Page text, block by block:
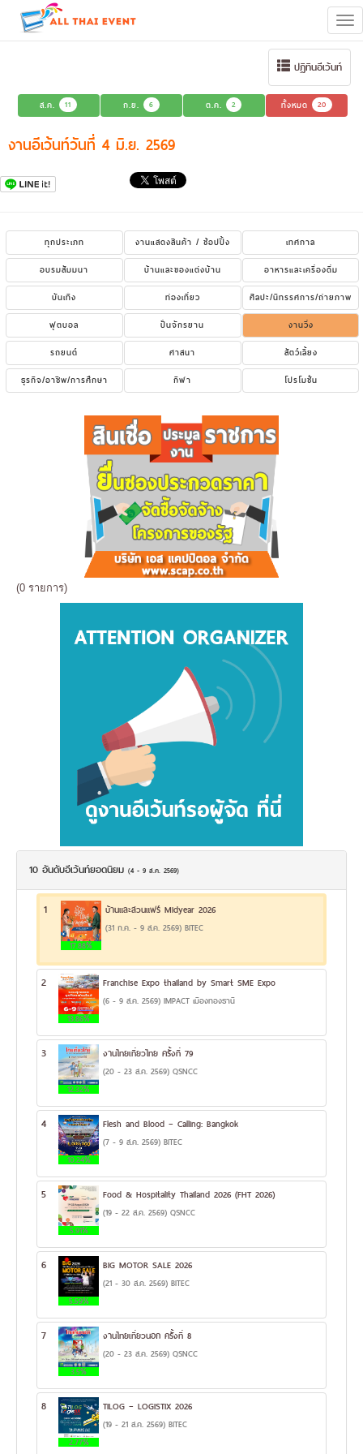
ปฏิทินอีเว้นท์
ส.ค. 11 ก.ย. 6 ต.ค. 2 ทั้งหมด 20
งานอีเว้นท์วันที่ 4 มิ.ย. 2569
ทุกประเภท งานแสดงสินค้า / ช้อปปิ้ง
เทศกาล
อบรมสัมมนา
บ้านและของแต่งบ้าน
อาหารและเครื่องดื่ม
บันเทิง
ท่องเที่ยว
ศิลปะ/นิทรรศการ/ถ่ายภาพ
ฟุตบอล
ปั่นจักรยาน
งานวิ่ง
รถยนต์
ศาสนา
สัตว์เลี้ยง
ธุรกิจ/อาชีพ/การศึกษา
กีฬา โปรโมชั่น
(0 รายการ)
10 อันดับอีเว้นท์ยอดนิยม (4 - 9 ส.ค. 2569)
1
17.88%
บ้านและสวนแฟร์ Midyear 2026
(31 ก.ค. - 9 ส.ค. 2569) BITEC
2
13.86%
Franchise Expo thailand by Smart SME Expo
(6 - 9 ส.ค. 2569) IMPACT เมืองทองธานี
3
12.32%
งานไทยเที่ยวไทย ครั้งที่ 79
(20 - 23 ส.ค. 2569) QSNCC
4
10.24%
Flesh and Blood – Calling: Bangkok
(7 - 9 ส.ค. 2569) BITEC
5
5.91%
Food & Hospitality Thailand 2026 (FHT 2026)
(19 - 22 ส.ค. 2569) QSNCC
6
5.59%
BIG MOTOR SALE 2026
(21 - 30 ส.ค. 2569) BITEC
7
3.5%
งานไทยเที่ยวนอก ครั้งที่ 8
(20 - 23 ส.ค. 2569) QSNCC
8
2.77%
TILOG – LOGISTIX 2026
(19 - 21 ส.ค. 2569) BITEC